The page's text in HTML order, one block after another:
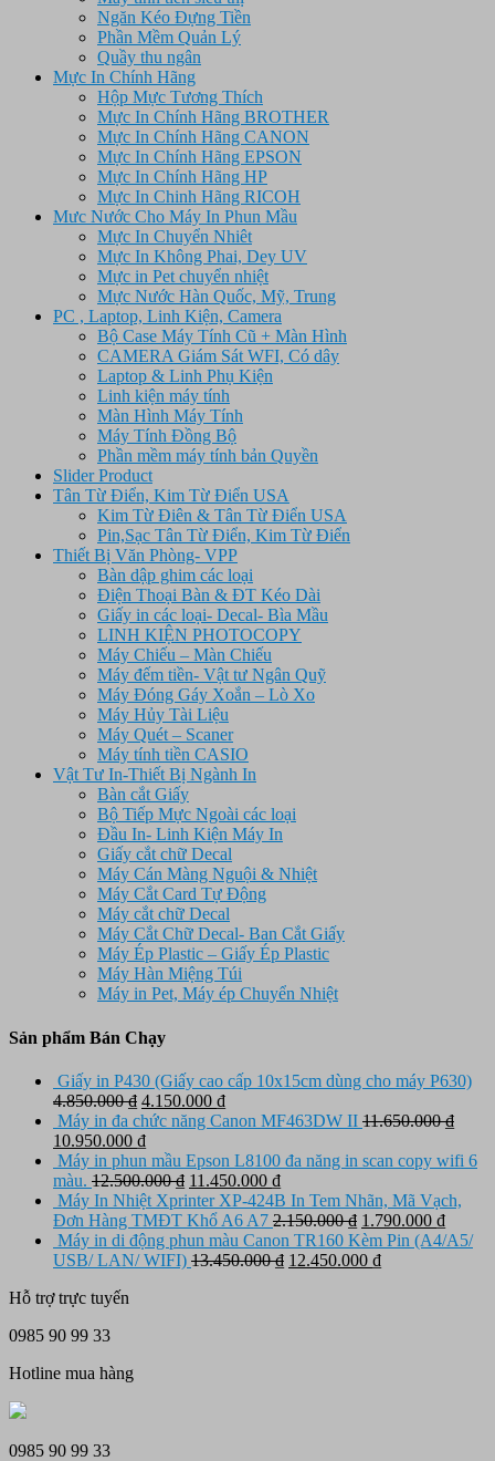
Ngăn Kéo Đựng Tiền
Phần Mềm Quản Lý
Quầy thu ngân
Mực In Chính Hãng
Hộp Mực Tương Thích
Mực In Chính Hãng BROTHER
Mực In Chính Hãng CANON
Mực In Chính Hãng EPSON
Mực In Chính Hãng HP
Mực In Chinh Hãng RICOH
Mưc Nước Cho Máy In Phun Mầu
Mực In Chuyển Nhiêt
Mực In Không Phai, Dey UV
Mực in Pet chuyển nhiệt
Mực Nước Hàn Quốc, Mỹ, Trung
PC , Laptop, Linh Kiện, Camera
Bộ Case Máy Tính Cũ + Màn Hình
CAMERA Giám Sát WFI, Có dây
Laptop & Linh Phụ Kiện
Linh kiện máy tính
Màn Hình Máy Tính
Máy Tính Đồng Bộ
Phần mềm máy tính bản Quyền
Slider Product
Tân Từ Điển, Kim Từ Điển USA
Kim Từ Điên & Tân Từ Điển USA
Pin,Sạc Tân Từ Điển, Kim Từ Điển
Thiết Bị Văn Phòng- VPP
Bàn dập ghim các loại
Điện Thoại Bàn & ĐT Kéo Dài
Giấy in các loại- Decal- Bìa Mầu
LINH KIỆN PHOTOCOPY
Máy Chiếu – Màn Chiếu
Máy đếm tiền- Vật tư Ngân Quỹ
Máy Đóng Gáy Xoắn – Lò Xo
Máy Hủy Tài Liệu
Máy Quét – Scaner
Máy tính tiền CASIO
Vật Tư In-Thiết Bị Ngành In
Bàn cắt Giấy
Bộ Tiếp Mực Ngoài các loại
Đầu In- Linh Kiện Máy In
Giấy cắt chữ Decal
Máy Cán Màng Nguội & Nhiệt
Máy Cắt Card Tự Động
Máy cắt chữ Decal
Máy Cắt Chữ Decal- Ban Cắt Giấy
Máy Ép Plastic – Giấy Ép Plastic
Máy Hàn Miệng Túi
Máy in Pet, Máy ép Chuyển Nhiệt
Sản phẩm Bán Chạy
Giấy in P430 (Giấy cao cấp 10x15cm dùng cho máy P630)
4.850.000₫ Giá
gốc
là:
4.850.000 ₫.
4.150.000 ₫Giá
hiện
là:
4.150.000 ₫.
Máy in đa chức năng Canon MF463DW II 11.650.000₫
Giá
gốc
là:
11.650.000 ₫.
10.950.000 ₫Giá
hiện
tại
là:
10.950.000 ₫.
Máy in phun mầu Epson L8100 đa năng in scan copy wifi 6
màu. 12.500.000₫ Giá
gốc
là:
12.500.000 ₫.
11.450.000 ₫Giá
hiện
tại
là:
11.450.000 ₫.
Máy In Nhiệt Xprinter XP-424B In Tem Nhãn, Mã Vạch,
Đơn Hàng TMĐT Khổ A6 A7 2.150.000₫ Giá
gốc
là:
1.790.000 ₫Giá
hiện
Máy in di động phun màu Canon TR160 Kèm Pin (A4/A5/
USB/ LAN/ WIFI) 13.450.000₫ Giá
12.450.000 ₫Giá
Hỗ trợ trực tuyến
0985 90 99 33
Hotline mua hàng
0985 90 99 33